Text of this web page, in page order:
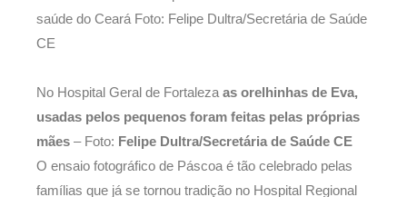
No Hospital Geral de Fortaleza as orelhinhas de Eva,
usadas pelos pequenos foram feitas pelas próprias
mães – Foto: Felipe Dultra/Secretária de Saúde CE
O ensaio fotográfico de Páscoa é tão celebrado pelas
famílias que já se tornou tradição no Hospital Regional